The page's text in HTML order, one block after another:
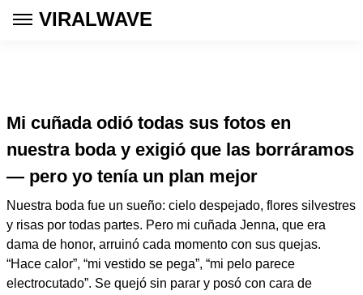
VIRALWAVE
Mi cuñada odió todas sus fotos en
nuestra boda y exigió que las borráramos
— pero yo tenía un plan mejor
Nuestra boda fue un sueño: cielo despejado, flores silvestres
y risas por todas partes. Pero mi cuñada Jenna, que era
dama de honor, arruinó cada momento con sus quejas.
“Hace calor”, “mi vestido se pega”, “mi pelo parece
electrocutado”. Se quejó sin parar y posó con cara de